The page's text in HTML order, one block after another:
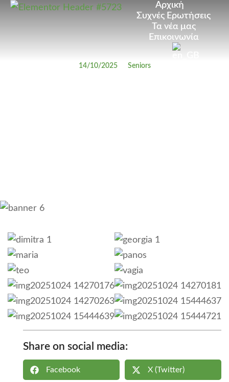
Αρχική
Συχνές Ερωτήσεις
Τα νέα μας
Επικοινωνία
14/10/2025 Seniors
Share on social media:
Facebook Χ (Twitter)